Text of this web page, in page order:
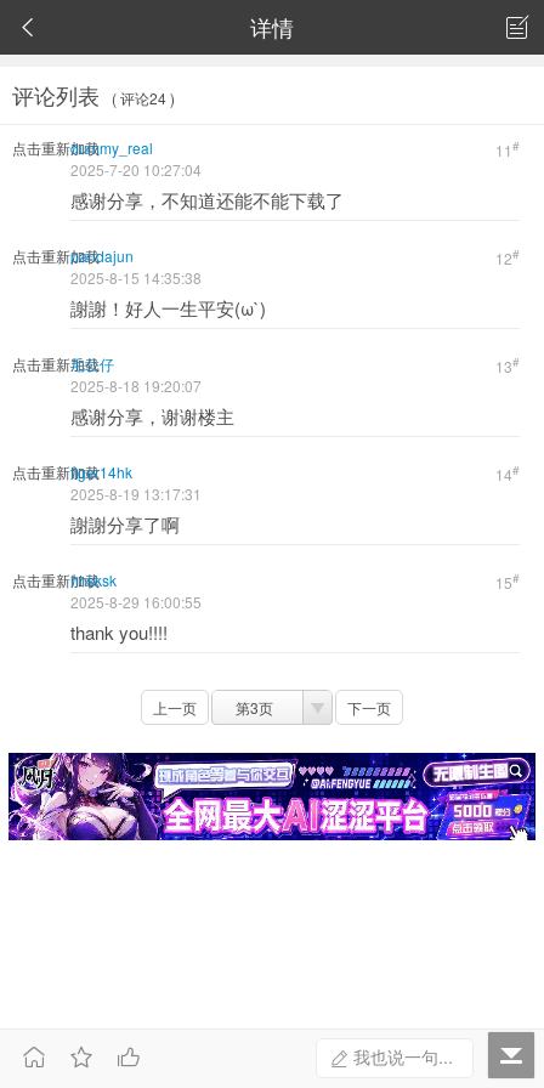
 详情 
评论列表 ( 评论24 )
点击重新加载 11 #
dummy_real
2025-7-20 10:27:04
感谢分享，不知道还能不能下载了
点击重新加载 12#
pandajun
2025-8-15 14:35:38
謝謝！好人一生平安(ω`)
点击重新加载 13#
毛公仔
2025-8-18 19:20:07
感谢分享，谢谢楼主
点击重新加载 14#
tiger14hk
2025-8-19 13:17:31
謝謝分享了啊
点击重新加载 15#
hhsksk
2025-8-29 16:00:55
thank you!!!!
上一页 第3页 下一页
我也说一句...
  